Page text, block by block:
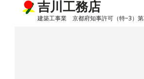
吉川工務店
建築工事業 京都府知事許可（特−3）